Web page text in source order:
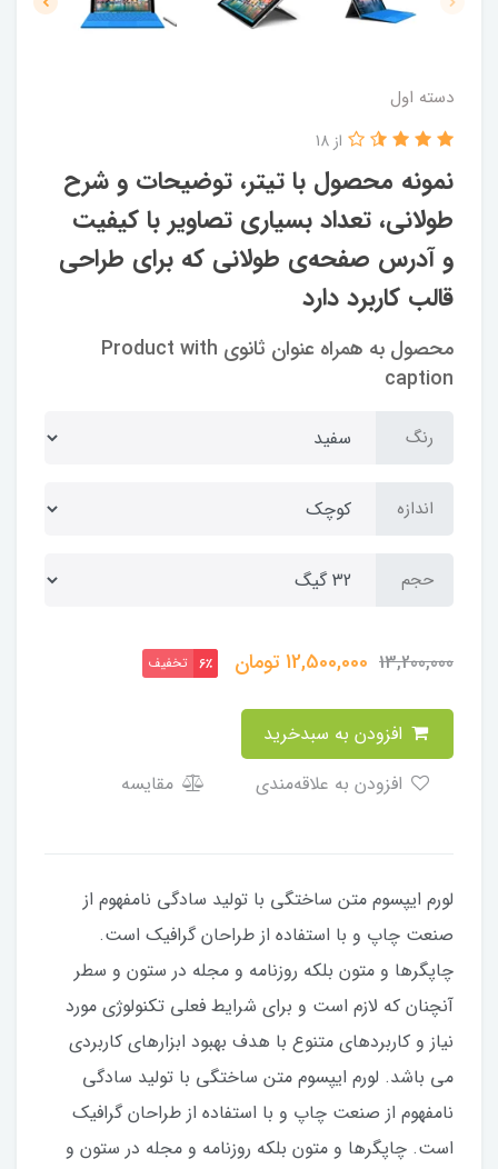
دسته اول
نمونه محصول با تیتر، توضیحات و شرح
طولانی، تعداد بسیاری تصاویر با کیفیت
و آدرس صفحه‌ی طولانی که برای طراحی
قالب کاربرد دارد
از 18
محصول به همراه عنوان ثانوی Product with
caption
رنگ
اندازه
حجم
13,200,000
12,500,000تومان 6٪ تخفیف
مقایسه
لورم ایپسوم متن ساختگی با تولید سادگی نامفهوم از
صنعت چاپ و با استفاده از طراحان گرافیک است.
چاپگرها و متون بلکه روزنامه و مجله در ستون و سطر
آنچنان که لازم است و برای شرایط فعلی تکنولوژی مورد
نیاز و کاربردهای متنوع با هدف بهبود ابزارهای کاربردی
می باشد. لورم ایپسوم متن ساختگی با تولید سادگی
نامفهوم از صنعت چاپ و با استفاده از طراحان گرافیک
است. چاپگرها و متون بلکه روزنامه و مجله در ستون و